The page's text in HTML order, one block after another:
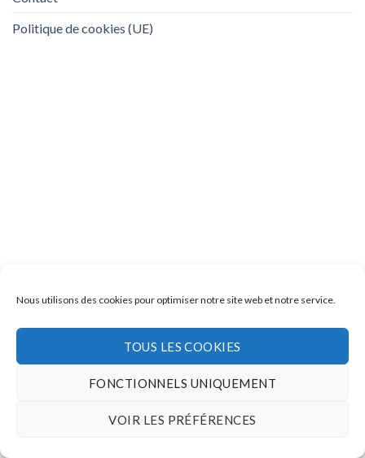
Nous utilisons des cookies pour optimiser notre site web et notre service.
TOUS LES COOKIES
FONCTIONNELS UNIQUEMENT
VOIR LES PRÉFÉRENCES
Politique de cookies (UE)